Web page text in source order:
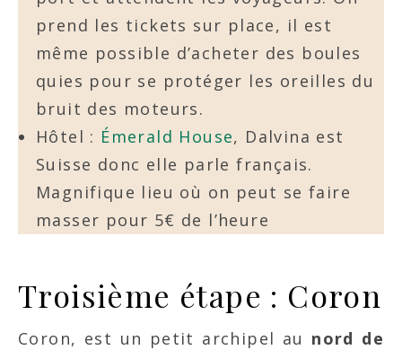
prend les tickets sur place, il est
même possible d’acheter des boules
quies pour se protéger les oreilles du
bruit des moteurs.
Hôtel : Émerald House, Dalvina est
Suisse donc elle parle français.
Magnifique lieu où on peut se faire
masser pour 5€ de l’heure
Troisième étape : Coron
Coron, est un petit archipel au nord de